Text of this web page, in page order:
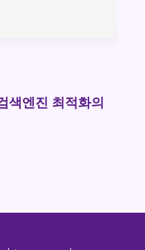
색엔진 최적화의